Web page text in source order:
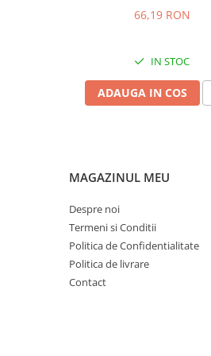
Sugestii cadou
66,19 RON
IN STOC
ADAUGA IN COS
MAGAZINUL MEU
Despre noi
Termeni si Conditii
Politica de Confidentialitate
Politica de livrare
Contact